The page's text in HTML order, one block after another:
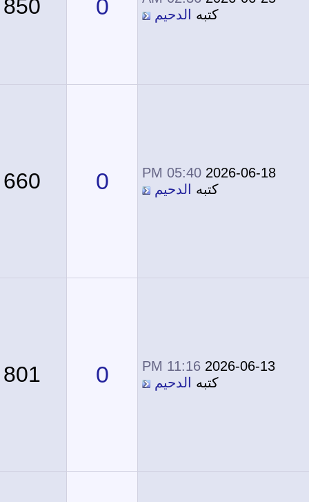
كتبهالدحيم 850
2026-06-18
05:40 PM
كتبهالدحيم 660
2026-06-13
11:16 PM
كتبهالدحيم 801